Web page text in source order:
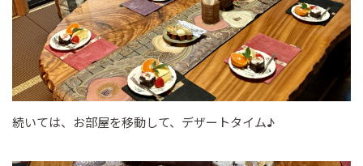
続いては、お部屋を移動して、デザートタイム♪